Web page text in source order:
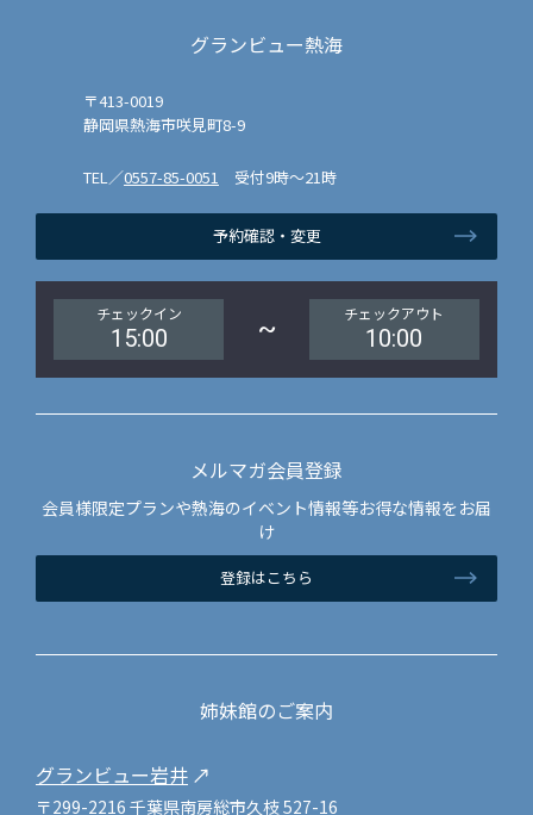
グランビュー熱海
〒413-0019
静岡県熱海市咲見町8-9
TEL／0557-85-0051 受付9時～21時
予約確認・変更
チェックイン
15:00 ~ チェックアウト
10:00
メルマガ会員登録
会員様限定プランや熱海のイベント情報等お得な情報をお届
け
登録はこちら
姉妹館のご案内
グランビュー岩井
〒299-2216 千葉県南房総市久枝 527-16